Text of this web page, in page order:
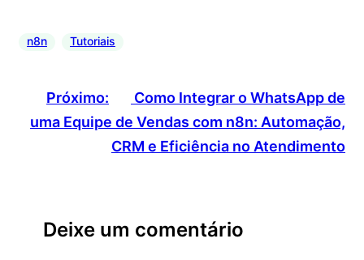
n8n Tutoriais
Próximo:
Como Integrar o WhatsApp de
uma Equipe de Vendas com n8n: Automação,
CRM e Eficiência no Atendimento
Deixe um comentário